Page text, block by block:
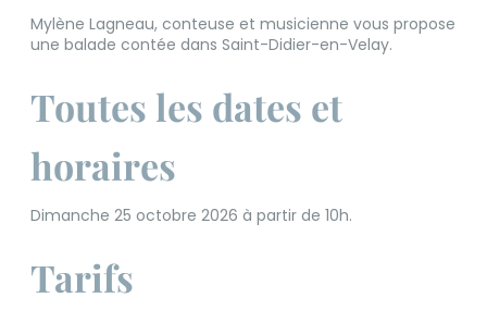
Mylène Lagneau, conteuse et musicienne vous propose
une balade contée dans Saint-Didier-en-Velay.
Toutes les dates et
horaires
Dimanche 25 octobre 2026 à partir de 10h.
Tarifs